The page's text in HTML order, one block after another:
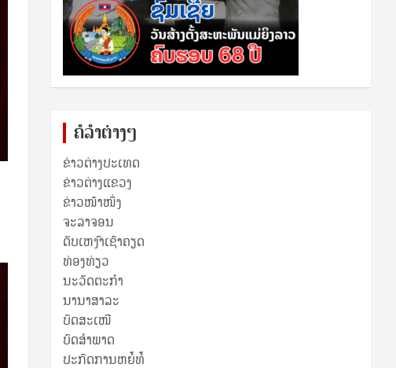
ຄໍລຳຕ່າງໆ
ຂ່າວຕ່າງປະເທດ
ຂ່າວ​ຕ່າງ​ແຂວງ
ຂ່າວໜ້າໜຶ່ງ
ຈະລາຈອນ
ດັບເຫງົາເຊົາຄຽດ
ທ່ອງທ່ຽວ
ນະວັດຕະກໍາ
ນານາສາລະ
ບົດສະເໜີ
ບົດສໍາພາດ
ປະກົດການຫຍໍ້ທໍ້